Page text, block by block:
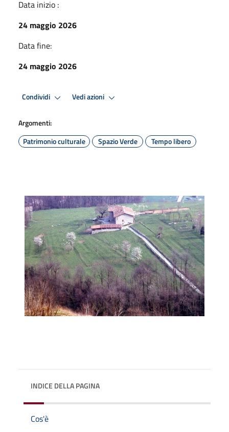
Data inizio :
24 maggio 2026
Data fine:
24 maggio 2026
Condividi Vedi azioni
Argomenti:
Patrimonio culturale
Spazio Verde Tempo libero
INDICE DELLA PAGINA
Cos'è